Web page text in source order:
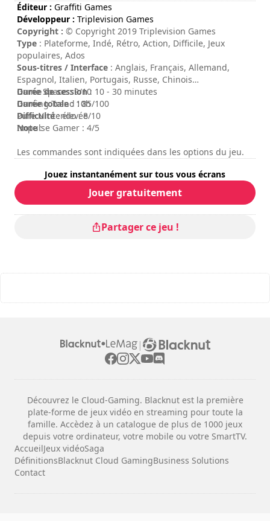
Éditeur : Graffiti Games
Développeur : Triplevision Games
Copyright : © Copyright 2019 Triplevision Games
Type : Plateforme, Indé, Rétro, Action, Difficile, Jeux
populaires, Ados
Sous-titres / Interface : Anglais, Français, Allemand,
Espagnol, Italien, Portugais, Russe, Chinois
Durée de session: 10 - 30 minutes
Durée totale: 10h
Difficulté: élevée
Note:
Game Space : 9/10
Gaming Trend : 85/100
Pure Nintendo : 8/10
Impulse Gamer : 4/5
Les commandes sont indiquées dans les options du jeu.
Jouez instantanément sur tous vous écrans
Jouer gratuitement
Partager ce jeu !
|
Découvrez le Cloud-Gaming. Blacknut est la première
plate-forme de jeux vidéo en streaming pour toute la
famille. Accèdez à un catalogue de plus de 1000 jeux
depuis votre ordinateur, votre mobile ou votre SmartTV.
AccueilJeux vidéoSaga
DéfinitionsBlacknut Cloud GamingBusiness Solutions
Contact